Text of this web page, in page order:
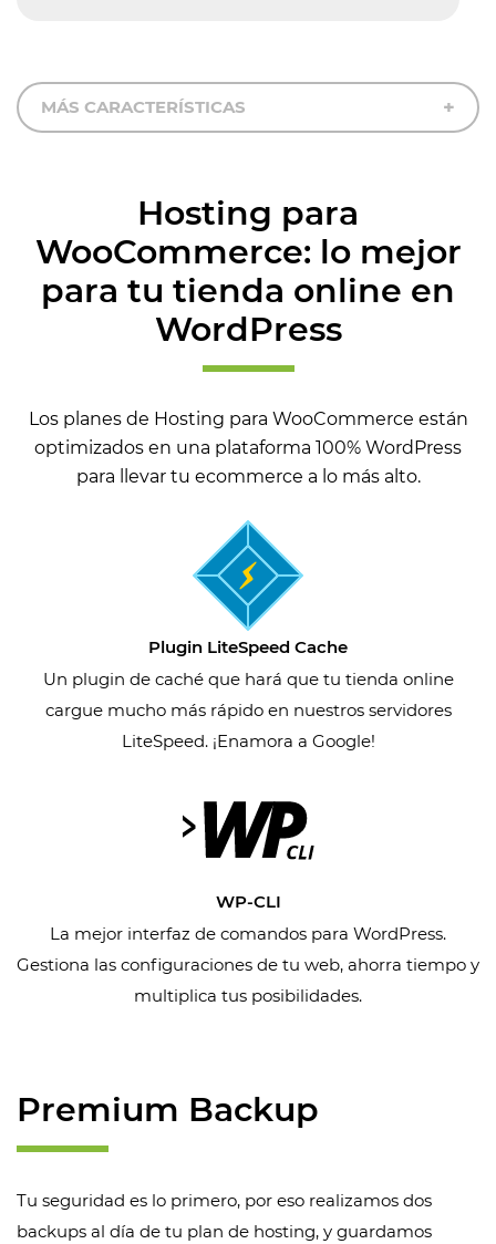
MÁS CARACTERÍSTICAS
Hosting para
WooCommerce: lo mejor
para tu tienda online en
WordPress
Los planes de Hosting para WooCommerce están
optimizados en una plataforma 100% WordPress
para llevar tu ecommerce a lo más alto.
Plugin LiteSpeed Cache
Un plugin de caché que hará que tu tienda online
cargue mucho más rápido en nuestros servidores
LiteSpeed. ¡Enamora a Google!
WP-CLI
La mejor interfaz de comandos para WordPress.
Gestiona las configuraciones de tu web, ahorra tiempo y
multiplica tus posibilidades.
Premium Backup
Tu seguridad es lo primero, por eso realizamos dos
backups al día de tu plan de hosting, y guardamos